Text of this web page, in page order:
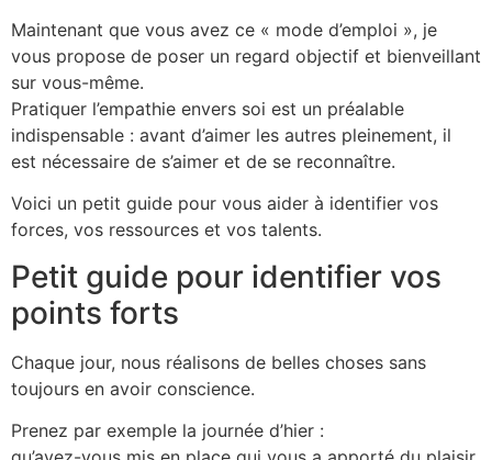
Maintenant que vous avez ce « mode d’emploi », je
vous propose de poser un regard objectif et bienveillant
sur vous-même.
Pratiquer l’empathie envers soi est un préalable
indispensable : avant d’aimer les autres pleinement, il
est nécessaire de s’aimer et de se reconnaître.
Voici un petit guide pour vous aider à identifier vos
forces, vos ressources et vos talents.
Petit guide pour identifier vos
points forts
Chaque jour, nous réalisons de belles choses sans
toujours en avoir conscience.
Prenez par exemple la journée d’hier :